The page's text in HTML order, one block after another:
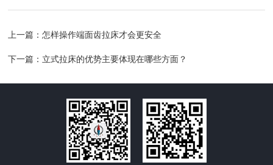
上一篇：怎样操作端面齿拉床才会更安全
下一篇： 立式拉床的优势主要体现在哪些方面？